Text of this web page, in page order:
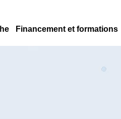
Financement et formations